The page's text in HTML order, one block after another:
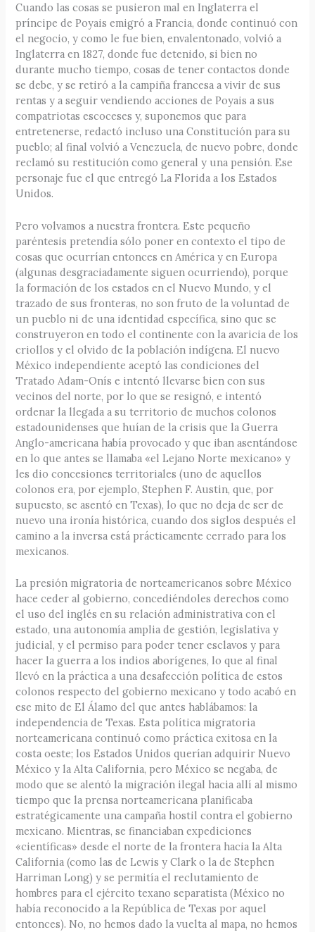
Cuando las cosas se pusieron mal en Inglaterra el
príncipe de Poyais emigró a Francia, donde continuó con
el negocio, y como le fue bien, envalentonado, volvió a
Inglaterra en 1827, donde fue detenido, si bien no
durante mucho tiempo, cosas de tener contactos donde
se debe, y se retiró a la campiña francesa a vivir de sus
rentas y a seguir vendiendo acciones de Poyais a sus
compatriotas escoceses y, suponemos que para
entretenerse, redactó incluso una Constitución para su
pueblo; al final volvió a Venezuela, de nuevo pobre, donde
reclamó su restitución como general y una pensión. Ese
personaje fue el que entregó La Florida a los Estados
Unidos.
Pero volvamos a nuestra frontera. Este pequeño
paréntesis pretendía sólo poner en contexto el tipo de
cosas que ocurrían entonces en América y en Europa
(algunas desgraciadamente siguen ocurriendo), porque
la formación de los estados en el Nuevo Mundo, y el
trazado de sus fronteras, no son fruto de la voluntad de
un pueblo ni de una identidad específica, sino que se
construyeron en todo el continente con la avaricia de los
criollos y el olvido de la población indígena. El nuevo
México independiente aceptó las condiciones del
Tratado Adam-Onís e intentó llevarse bien con sus
vecinos del norte, por lo que se resignó, e intentó
ordenar la llegada a su territorio de muchos colonos
estadounidenses que huían de la crisis que la Guerra
Anglo-americana había provocado y que iban asentándose
en lo que antes se llamaba «el Lejano Norte mexicano» y
les dio concesiones territoriales (uno de aquellos
colonos era, por ejemplo, Stephen F. Austin, que, por
supuesto, se asentó en Texas), lo que no deja de ser de
nuevo una ironía histórica, cuando dos siglos después el
camino a la inversa está prácticamente cerrado para los
mexicanos.
La presión migratoria de norteamericanos sobre México
hace ceder al gobierno, concediéndoles derechos como
el uso del inglés en su relación administrativa con el
estado, una autonomía amplia de gestión, legislativa y
judicial, y el permiso para poder tener esclavos y para
hacer la guerra a los indios aborígenes, lo que al final
llevó en la práctica a una desafección política de estos
colonos respecto del gobierno mexicano y todo acabó en
ese mito de El Álamo del que antes hablábamos: la
independencia de Texas. Esta política migratoria
norteamericana continuó como práctica exitosa en la
costa oeste; los Estados Unidos querían adquirir Nuevo
México y la Alta California, pero México se negaba, de
modo que se alentó la migración ilegal hacia allí al mismo
tiempo que la prensa norteamericana planificaba
estratégicamente una campaña hostil contra el gobierno
mexicano. Mientras, se financiaban expediciones
«científicas» desde el norte de la frontera hacia la Alta
California (como las de Lewis y Clark o la de Stephen
Harriman Long) y se permitía el reclutamiento de
hombres para el ejército texano separatista (México no
había reconocido a la República de Texas por aquel
entonces). No, no hemos dado la vuelta al mapa, no hemos